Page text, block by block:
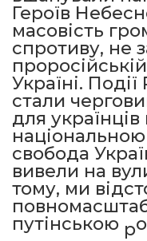
Героїв
масовість
спротиву, не
Україні. Події
стали
для
національною
свобода
вивели на
тому, ми
путінською р